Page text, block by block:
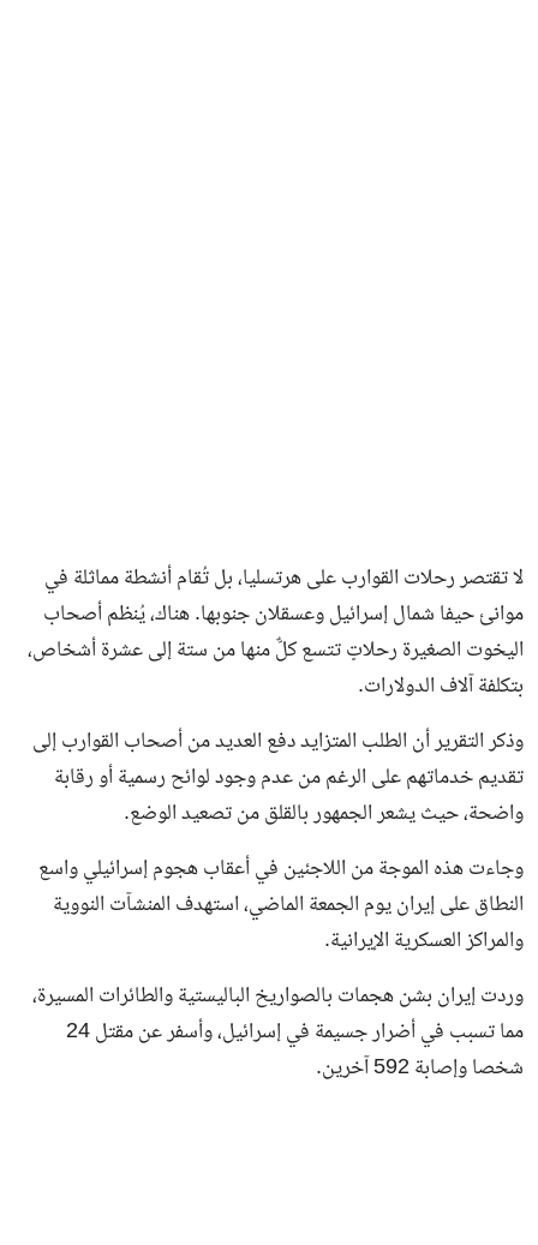
لا تقتصر رحلات القوارب على هرتسليا، بل تُقام أنشطة مماثلة في
موانئ حيفا شمال إسرائيل وعسقلان جنوبها. هناك، يُنظم أصحاب
اليخوت الصغيرة رحلاتٍ تتسع كلٌّ منها من ستة إلى عشرة أشخاص،
بتكلفة آلاف الدولارات.
وذكر التقرير أن الطلب المتزايد دفع العديد من أصحاب القوارب إلى
تقديم خدماتهم على الرغم من عدم وجود لوائح رسمية أو رقابة
واضحة، حيث يشعر الجمهور بالقلق من تصعيد الوضع.
وجاءت هذه الموجة من اللاجئين في أعقاب هجوم إسرائيلي واسع
النطاق على إيران يوم الجمعة الماضي، استهدف المنشآت النووية
والمراكز العسكرية الإيرانية.
وردت إيران بشن هجمات بالصواريخ الباليستية والطائرات المسيرة،
مما تسبب في أضرار جسيمة في إسرائيل، وأسفر عن مقتل 24
شخصا وإصابة 592 آخرين.